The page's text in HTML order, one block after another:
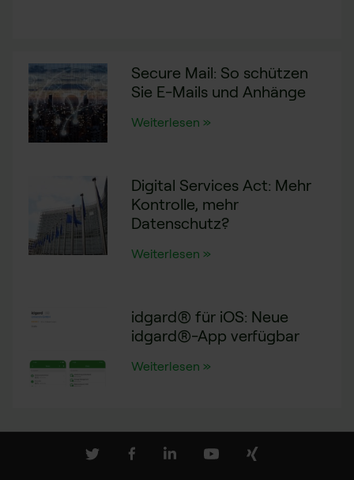
Secure Mail: So schützen
Sie E-Mails und Anhänge
Weiterlesen »
Digital Services Act: Mehr
Kontrolle, mehr
Datenschutz?
Weiterlesen »
idgard® für iOS: Neue
idgard®-App verfügbar
Weiterlesen »